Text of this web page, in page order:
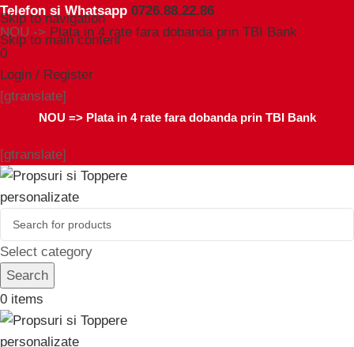
Skip to navigation
Skip to main content
Telefon si Whatsapp 0726.88.22.86
NOU -> Plata in 4 rate fara dobanda prin TBI Bank
0
Login / Register
[gtranslate]
NOU => Plata in 4 rate fara dobanda prin TBI Bank
[gtranslate]
Select category
Search
0 items